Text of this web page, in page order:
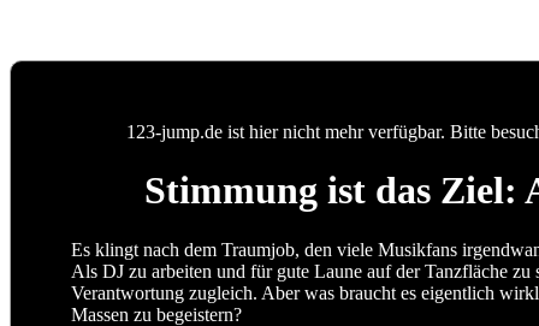
123-jump.de ist hier nicht mehr verfügbar. Bitte
Stimmung ist das Ziel:
Es klingt nach dem Traumjob, den viele Musikfans
Als DJ zu arbeiten und für gute Laune auf der Tanzfläche zu
Verantwortung zugleich. Aber was braucht es eigentlich
Massen zu begeistern?